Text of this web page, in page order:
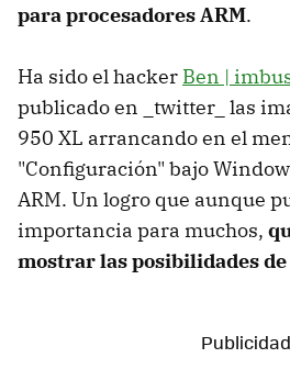
para procesadores ARM.
Ha sido el hacker Ben |
publicado en _twitter_ las
950 XL arrancando en el
"Configuración" bajo
ARM. Un logro que aunque
importancia para muchos,
mostrar las posibilidades